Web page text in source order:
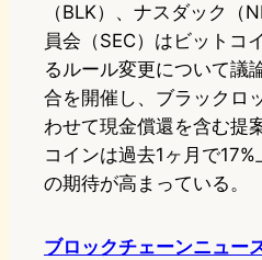
（BLK）、ナスダック（
員会（SEC）はビットコ
るルール変更について議
合を開催し、ブラックロ
わせて現金償還を含む提
コインは過去1ヶ月で
の期待が高まっている。
ブロックチェーンニュー